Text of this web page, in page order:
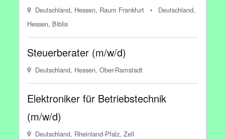
Deutschland, Hessen, Raum Frankfurt •
Deutschland,
Hessen, Biblis
Steuerberater (m/w/d)
Deutschland, Hessen, Ober-Ramstadt
Elektroniker für Betriebstechnik
(m/w/d)
Deutschland, Rheinland-Pfalz, Zell